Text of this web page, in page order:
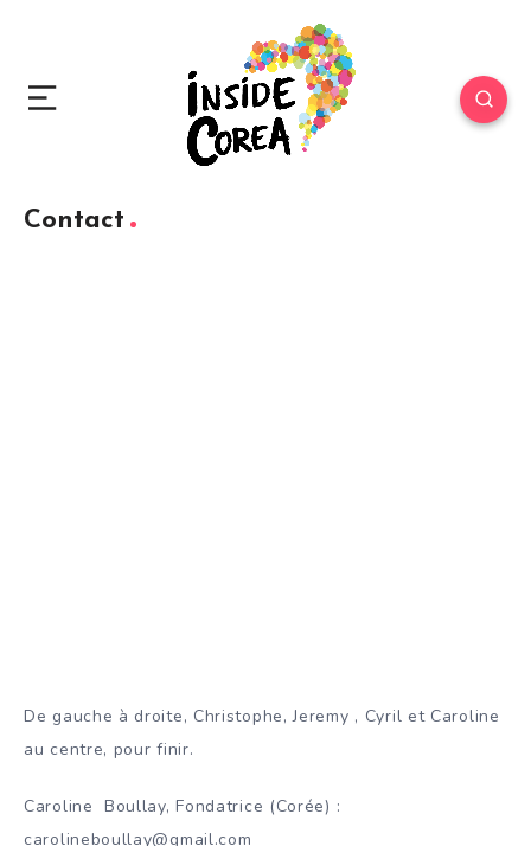
Contact
De gauche à droite, Christophe, Jeremy , Cyril et Caroline
au centre, pour finir.
Caroline Boullay, Fondatrice (Corée) :
carolineboullay@gmail.com